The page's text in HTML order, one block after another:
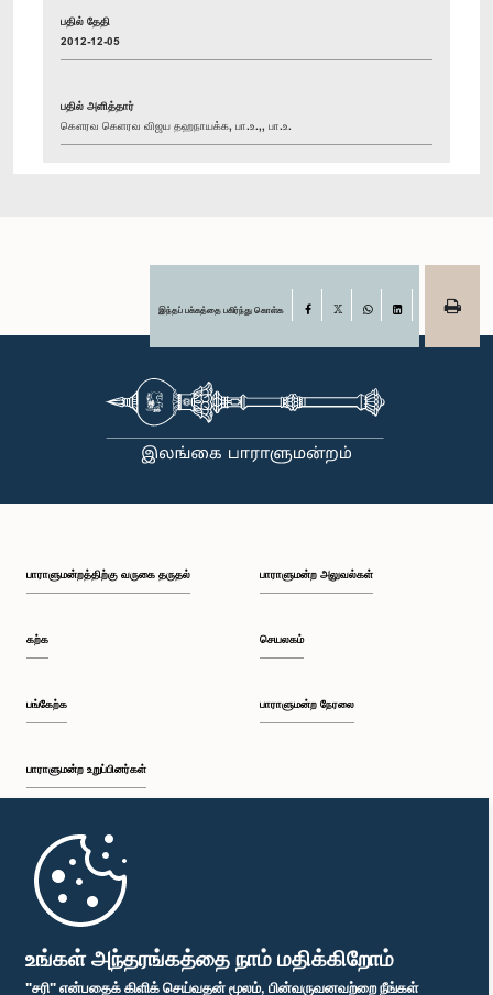
உங்கள் அந்தரங்கத்தை நாம் மதிக்கிறோம்
"சரி" என்பதைக் கிளிக் செய்வதன் மூலம், பின்வருவனவற்றை நீங்கள்
பதில் தேதி
2012-12-05
பதில் அளித்தார்
கௌரவ கெளரவ விஜய தஹநாயக்க, பா.உ.,, பா.உ.
இந்தப் பக்கத்தை பகிர்ந்து கொள்க Facebook
பாராளுமன்றத்திற்கு வருகை தருதல்
கற்க
பங்கேற்க
பாராளுமன்ற உறுப்பினர்கள்
முதற்பக்கம்
பாராளுமன்ற அலுவல்கள்
செயலகம்
பாராளுமன்ற நேரலை
பாராளுமன்ற கையடக்க செயலி